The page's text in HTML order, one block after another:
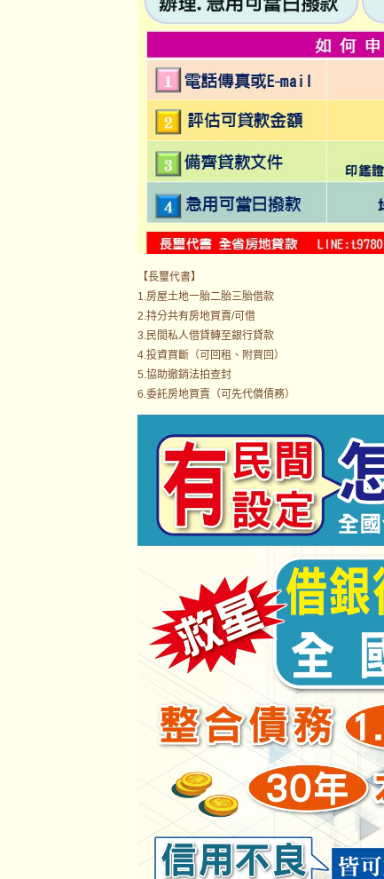
【長璽代書】
1.房屋土地一胎二胎三胎借款
2.持分共有房地買賣/可借
3.民間私人借貸轉至銀行貸款
4.投資買斷（可回租、附買回）
5.協助撤銷法拍查封
6.委託房地買賣（可先代償債務）